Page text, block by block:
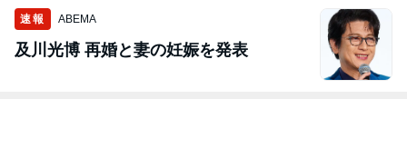
速報 ABEMA
及川光博 再婚と妻の妊娠を発表